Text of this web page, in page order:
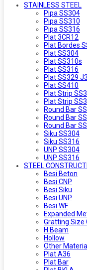
STAINLESS STEEL
Pipa SS304
Pipa SS310
Pipa SS316
Plat 3CR12
Plat Bordes
Plat SS304
Plat SS310s
Plat SS316
Plat SS329
Plat SS410
Plat Strip
Plat Strip
Round Bar
Round Bar
Round Bar
Siku SS304
Siku SS316
UNP SS304
UNP SS316
STEEL
Besi Beton
Besi CNP
Besi Siku
Besi UNP
Besi WF
Expanded
Gratting Size
H Beam
Hollow
Other Material
Plat A36
Plat Bar